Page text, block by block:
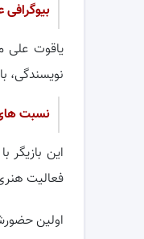
نویسندگی،
نسبت
این
فعالیت هنری
اولین حضورش